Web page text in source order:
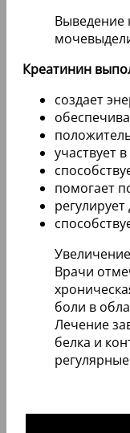
Выведение
Креатинин
создает
участвует
помогает
Врачи
боли в
Лечение
белка и